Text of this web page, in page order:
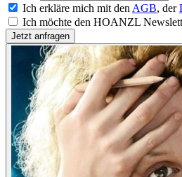
Ich erkläre mich mit den AGB, der
Ich möchte den HOANZL